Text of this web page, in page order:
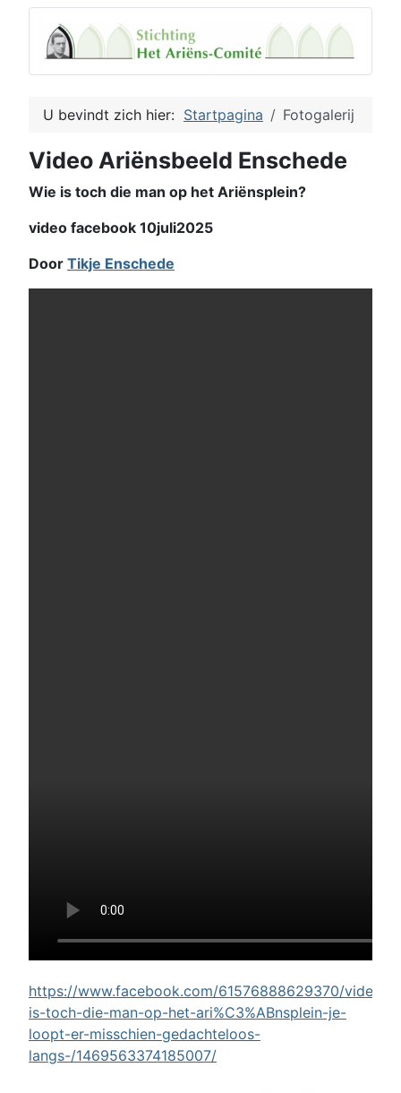
U bevindt zich hier: Startpagina Fotogalerij
Video Ariënsbeeld Enschede
Wie is toch die man op het Ariënsplein?
video facebook 10juli2025
Door Tikje Enschede
https://www.facebook.com/61576888629370/videos/
is-toch-die-man-op-het-ari%C3%ABnsplein-je-
loopt-er-misschien-gedachteloos-
langs-/1469563374185007/